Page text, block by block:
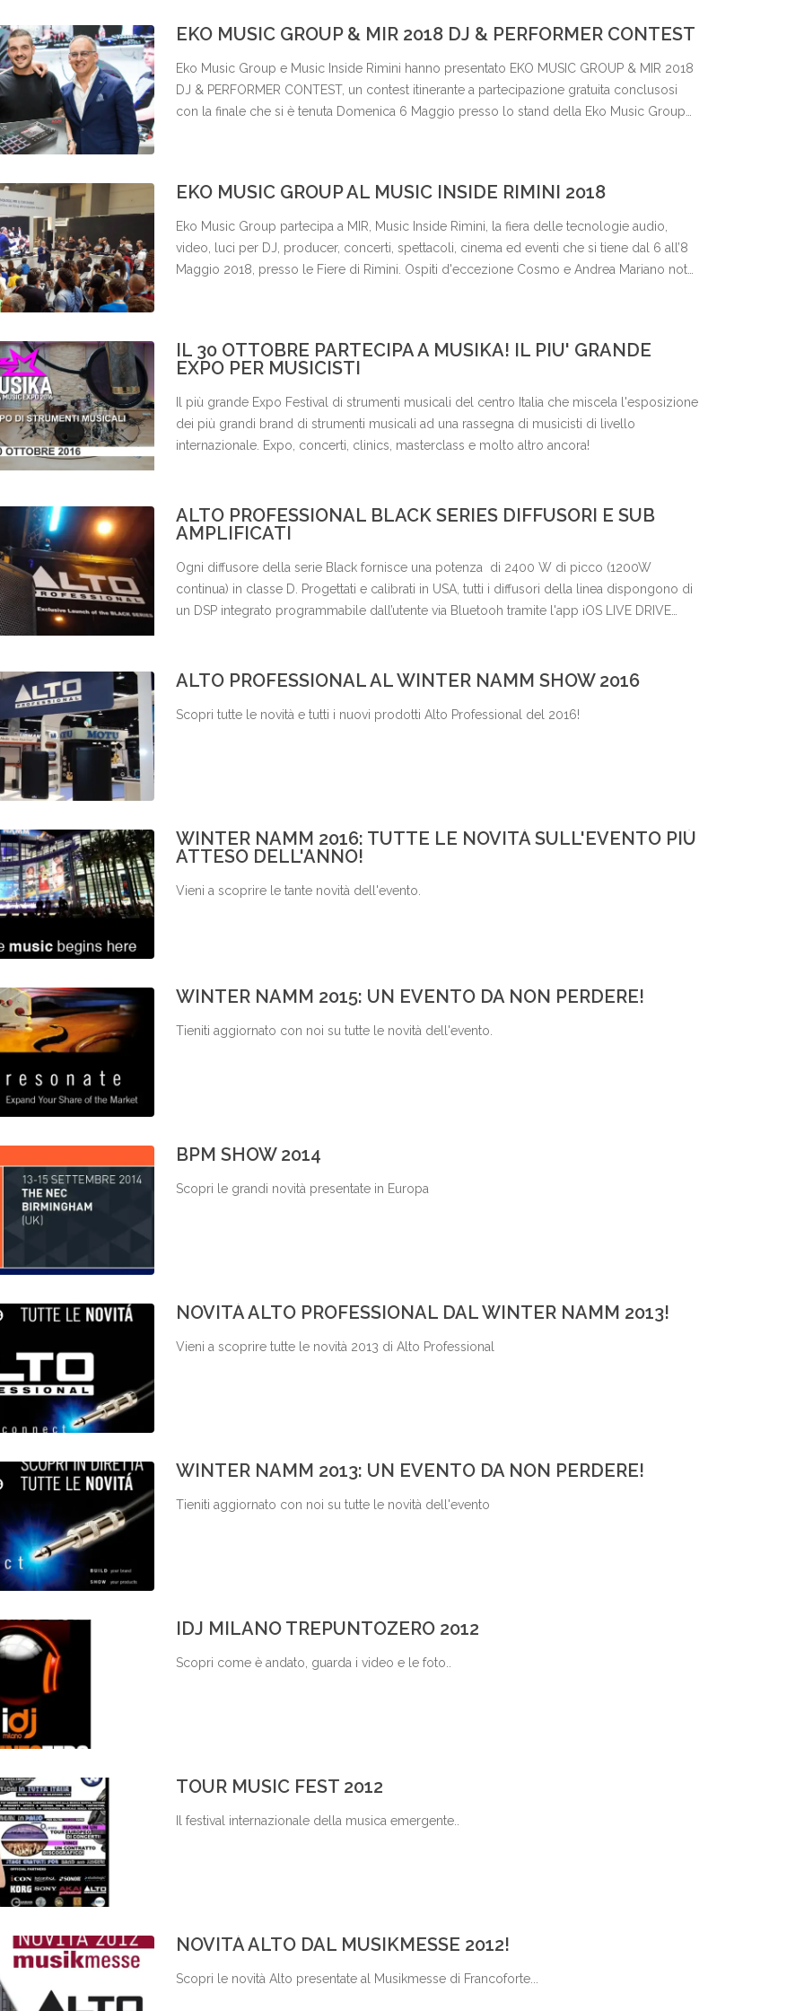
EKO MUSIC GROUP & MIR 2018 DJ & PERFORMER CONTEST
Eko Music Group e Music Inside Rimini hanno presentato EKO MUSIC GROUP & MIR 2018
DJ & PERFORMER CONTEST, un contest itinerante a partecipazione gratuita conclusosi
con la finale che si è tenuta Domenica 6 Maggio presso lo stand della Eko Music Group
EKO MUSIC GROUP AL MUSIC INSIDE RIMINI 2018
Eko Music Group partecipa a MIR, Music Inside Rimini, la fiera delle tecnologie audio,
video, luci per DJ, producer, concerti, spettacoli, cinema ed eventi che si tiene dal 6 all’8
Maggio 2018, presso le Fiere di Rimini. Ospiti d'eccezione Cosmo e Andrea Mariano noto
IL 30 OTTOBRE PARTECIPA A MUSIKA! IL PIU' GRANDE
EXPO PER MUSICISTI
Il più grande Expo Festival di strumenti musicali del centro Italia che miscela l'esposizione
dei più grandi brand di strumenti musicali ad una rassegna di musicisti di livello
internazionale. Expo, concerti, clinics, masterclass e molto altro ancora!
ALTO PROFESSIONAL BLACK SERIES DIFFUSORI E SUB
AMPLIFICATI
Ogni diffusore della serie Black fornisce una potenza di 2400 W di picco (1200W
continua) in classe D. Progettati e calibrati in USA, tutti i diffusori della linea dispongono di
un DSP integrato programmabile dall’utente via Bluetooh tramite l'app iOS LIVE DRIVE
con ingressi mic/line su connettori combo, in grado di accettare sia connettori XLR, sia
caratteristiche, ma si differenziano per la dimensione del woofer (10”, 12” e 15”), la serie
ALTO PROFESSIONAL AL WINTER NAMM SHOW 2016
Scopri tutte le novità e tutti i nuovi prodotti Alto Professional del 2016!
WINTER NAMM 2016: TUTTE LE NOVITÀ SULL'EVENTO PIÙ
ATTESO DELL'ANNO!
Vieni a scoprire le tante novità dell'evento.
WINTER NAMM 2015: UN EVENTO DA NON PERDERE!
Tieniti aggiornato con noi su tutte le novità dell'evento.
BPM SHOW 2014
Scopri le grandi novità presentate in Europa
NOVITÀ ALTO PROFESSIONAL DAL WINTER NAMM 2013!
Vieni a scoprire tutte le novità 2013 di Alto Professional
WINTER NAMM 2013: UN EVENTO DA NON PERDERE!
Tieniti aggiornato con noi su tutte le novità dell'evento
IDJ MILANO TREPUNTOZERO 2012
Scopri come è andato, guarda i video e le foto..
TOUR MUSIC FEST 2012
Il festival internazionale della musica emergente..
NOVITÀ ALTO DAL MUSIKMESSE 2012!
Scopri le novità Alto presentate al Musikmesse di Francoforte...